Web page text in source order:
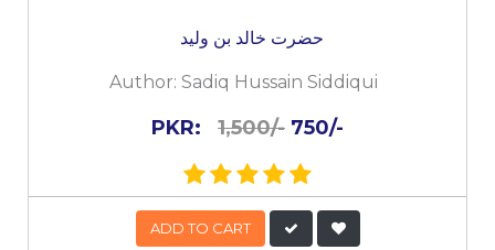
حضرت خالد بن ولید
Author: Sadiq Hussain Siddiqui
PKR: 1,500/- 750/-
ADD TO CART